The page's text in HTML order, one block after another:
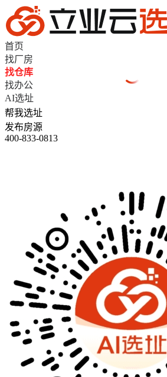
首页
找厂房
找仓库
找办公
AI选址
帮我选址
发布房源
400-833-0813